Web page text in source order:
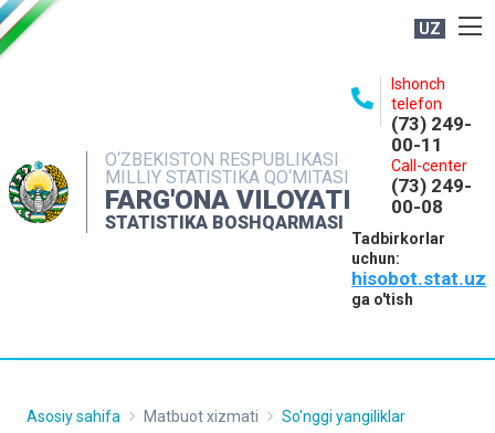
UZ
O‘ZBEKISTON RESPUBLIKASI
MILLIY STATISTIKA QO‘MITASI
FARG'ONA VILOYATI
STATISTIKA BOSHQARMASI
Ishonch
telefon
(73) 249-
00-11
Call-center
(73) 249-
00-08
Tadbirkorlar
uchun:
hisobot.stat.uz
ga o'tish
NASHRLAR
INTERAKTIV XIZMATLAR
MATBUOT XIZMATI
Asosiy sahifa Matbuot xizmati So'nggi yangiliklar